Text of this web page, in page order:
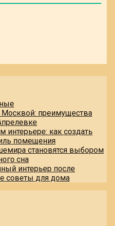
Москвой: преимущества
как создать
помещения
становятся выбором
сна
интерьер после
советы для дома